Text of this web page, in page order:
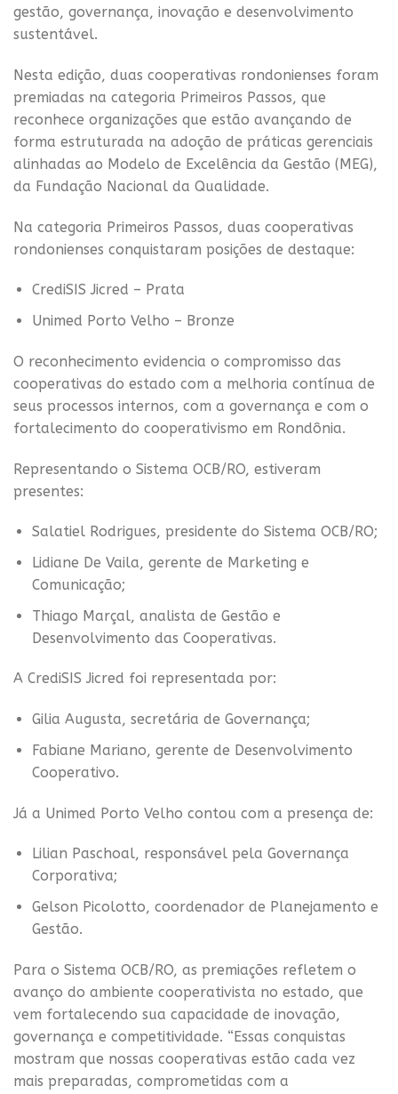
gestão, governança, inovação e desenvolvimento
sustentável.
Nesta edição, duas cooperativas rondonienses foram
premiadas na categoria Primeiros Passos, que
reconhece organizações que estão avançando de
forma estruturada na adoção de práticas gerenciais
alinhadas ao Modelo de Excelência da Gestão (MEG),
da Fundação Nacional da Qualidade.
Na categoria Primeiros Passos, duas cooperativas
rondonienses conquistaram posições de destaque:
CrediSIS Jicred – Prata
Unimed Porto Velho – Bronze
O reconhecimento evidencia o compromisso das
cooperativas do estado com a melhoria contínua de
seus processos internos, com a governança e com o
fortalecimento do cooperativismo em Rondônia.
Representando o Sistema OCB/RO, estiveram
presentes:
Salatiel Rodrigues, presidente do Sistema OCB/RO;
Lidiane De Vaila, gerente de Marketing e
Comunicação;
Thiago Marçal, analista de Gestão e
Desenvolvimento das Cooperativas.
A CrediSIS Jicred foi representada por:
Gilia Augusta, secretária de Governança;
Fabiane Mariano, gerente de Desenvolvimento
Cooperativo.
Já a Unimed Porto Velho contou com a presença de:
Lilian Paschoal, responsável pela Governança
Corporativa;
Gelson Picolotto, coordenador de Planejamento e
Gestão.
Para o Sistema OCB/RO, as premiações refletem o
avanço do ambiente cooperativista no estado, que
vem fortalecendo sua capacidade de inovação,
governança e competitividade. “Essas conquistas
mostram que nossas cooperativas estão cada vez
mais preparadas, comprometidas com a